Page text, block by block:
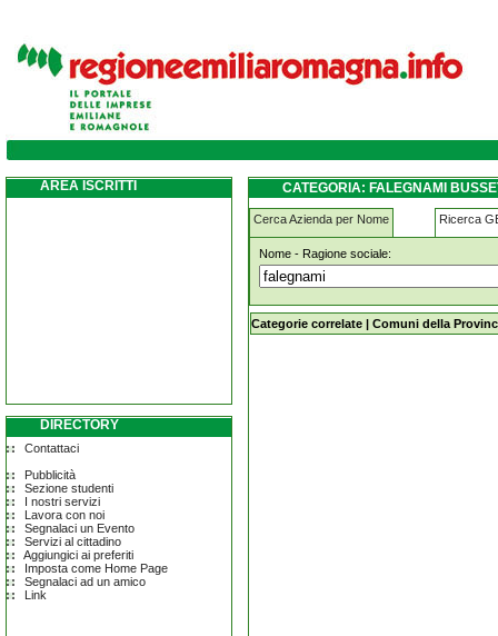
falegnami busseto
AREA ISCRITTI
DIRECTORY
Contattaci
Pubblicità
Sezione studenti
I nostri servizi
Lavora con noi
Segnalaci un Evento
Servizi al cittadino
Aggiungici ai preferiti
Imposta come Home Page
Segnalaci ad un amico
Link
CATEGORIA: FALEGNAMI
Cerca Azienda per Nome Ricerca
Nome - Ragione sociale:
falegnami busseto
Categorie correlate | Comuni della